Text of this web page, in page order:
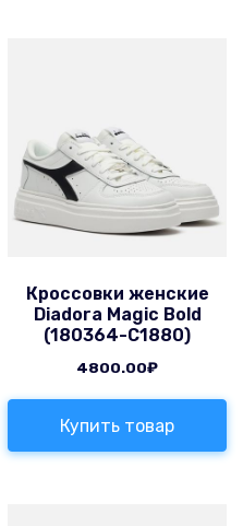
Кроссовки женские
Diadora Magic Bold
(180364-C1880)
4800.00₽
Купить товар